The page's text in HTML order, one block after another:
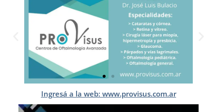
Ingresá a la web: www.provisus.com.ar